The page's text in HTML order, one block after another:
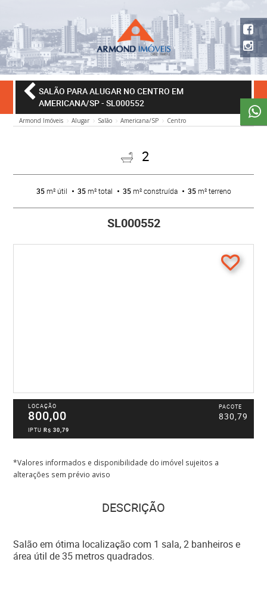
SALÃO PARA ALUGAR NO CENTRO EM
AMERICANA/SP- SL000552
Armond Imóveis Alugar Salão Americana/SP Centro
2
35m² útil 35m² total 35m² construída 35m² terreno
SL000552
LOCAÇÃO
800,00
PACOTE
830,79
IPTUR$ 30,79
*Valores informados e disponibilidade do imóvel sujeitos a
alterações sem prévio aviso
DESCRIÇÃO
Salão em ótima localização com 1 sala, 2 banheiros e
área útil de 35 metros quadrados.